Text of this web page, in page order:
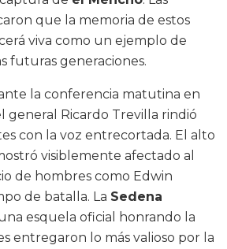
que la memoria de estos
viva como un ejemplo de
futuras generaciones.
la conferencia matutina en
general Ricardo Trevilla rindió
con la voz entrecortada. El alto
visiblemente afectado al
de hombres como Edwin
de batalla. La Sedena
esquela oficial honrando la
entregaron lo más valioso por la